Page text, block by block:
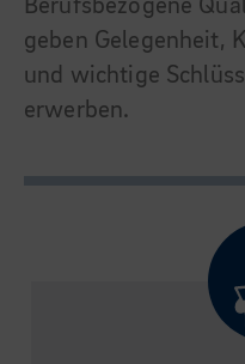
Berufsbezogene
geben Gelegenheit,
und wichtige
erwerben.